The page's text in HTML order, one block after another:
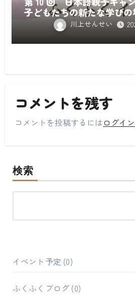
子どもたちの新たな学びの
川上せんせい
コメントを残す
コメントを投稿するにはログイン
検索
イベント予定 (0)
ふくふくブログ (0)